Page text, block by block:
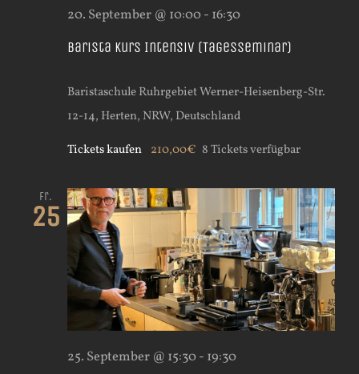
Barista Kurs Intensiv (Tagesseminar)
20. September @ 10:00- 16:30
Baristaschule RuhrgebietWerner-Heisenberg-Str.
12-14, Herten, NRW, Deutschland
Tickets kaufen 210,00€ 8 Tickets verfügbar
Fr.
25
25. September @ 15:30- 19:30